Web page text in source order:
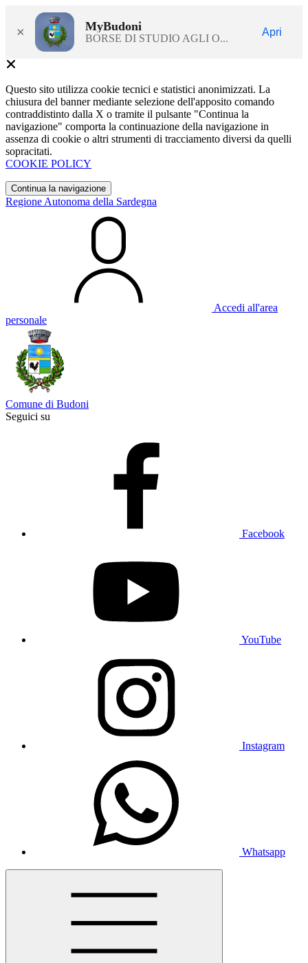
× MyBudoni
BORSE DI STUDIO AGLI O...
Apri
Questo sito utilizza cookie tecnici e statistici anonimizzati. La
chiusura del banner mediante selezione dell'apposito comando
contraddistinto dalla X o tramite il pulsante "Continua la
navigazione" comporta la continuazione della navigazione in
assenza di cookie o altri strumenti di tracciamento diversi da quelli
sopracitati.
COOKIE POLICY
Continua la navigazione
Regione Autonoma della Sardegna
Accedi all'area
personale
Comune di Budoni
Seguici su
Facebook
YouTube
Instagram
Whatsapp